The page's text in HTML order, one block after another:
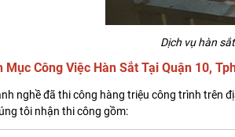
Dịch vụ hàn
Mục Công Việc Hàn Sắt Tại Quận 10,
nghề đã thi công hàng triệu công trình trên
tôi nhận thi công gồm: